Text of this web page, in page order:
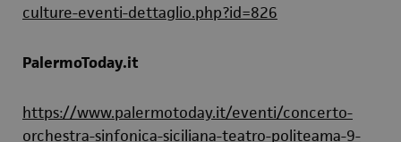
culture-eventi-dettaglio.php?id=826
PalermoToday.it
https://www.palermotoday.it/eventi/concerto-
orchestra-sinfonica-siciliana-teatro-politeama-9-